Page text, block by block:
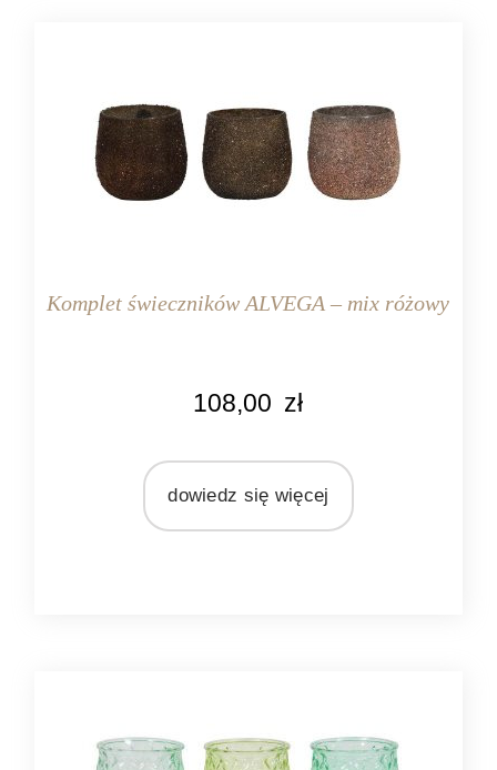
Komplet świeczników ALVEGA – mix różowy
Light&Living
108,00 zł
dowiedz się więcej